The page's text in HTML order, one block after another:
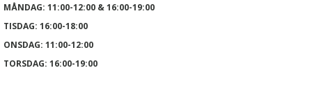
MÅNDAG: 11:00-12:00 & 16:00-19:00
TISDAG: 16:00-18:00
ONSDAG: 11:00-12:00
TORSDAG: 16:00-19:00